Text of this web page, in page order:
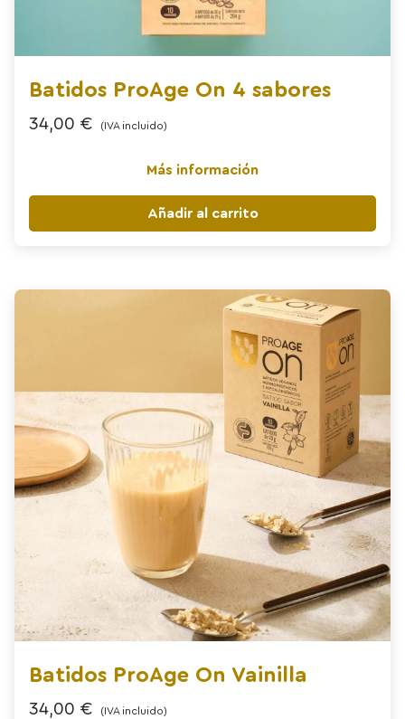
Batidos ProAge On 4 sabores
34,00 € (IVA incluido)
Más información
Añadir al carrito
Batidos ProAge On Vainilla
34,00 € (IVA incluido)